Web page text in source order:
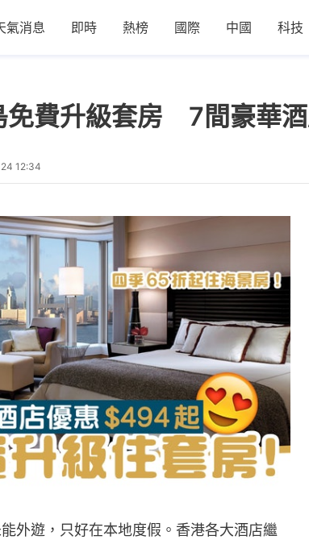
氣消息 即時 熱榜 國際 中國 科技
費升級套房 7間豪華
12:34
外遊，只好在本地度假。香港各大酒店繼